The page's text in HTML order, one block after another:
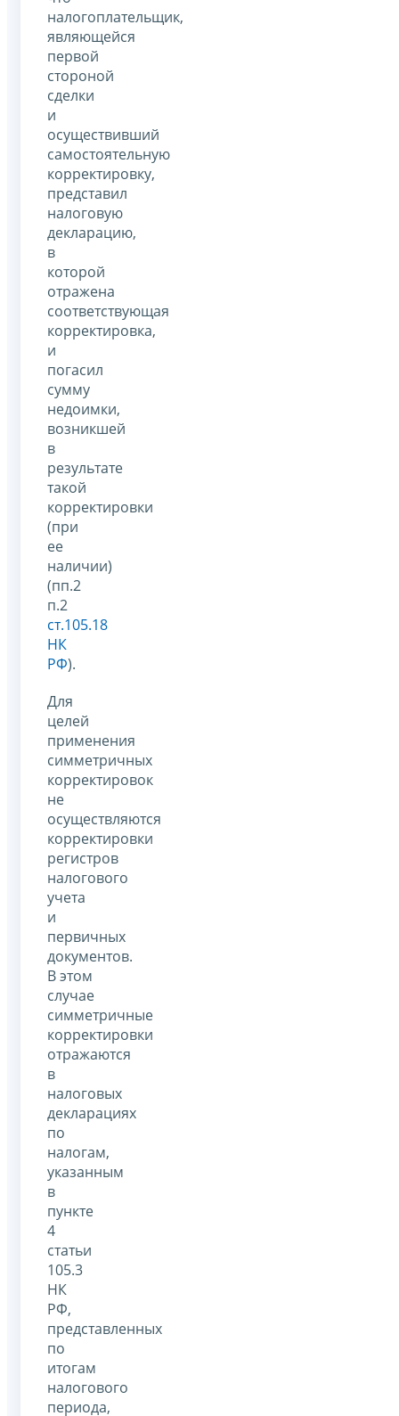
налогоплательщик,
являющейся
первой
стороной
сделки
и
осуществивший
самостоятельную
корректировку,
представил
налоговую
декларацию,
в
которой
отражена
соответствующая
корректировка,
и
погасил
сумму
недоимки,
возникшей
в
результате
такой
корректировки
(при
ее
наличии)
(пп.2
п.2
ст.105.18
НК
РФ).
Для
целей
применения
симметричных
корректировок
не
осуществляются
корректировки
регистров
налогового
учета
и
первичных
документов.
В этом
случае
симметричные
корректировки
отражаются
в
налоговых
декларациях
по
налогам,
указанным
в
пункте
4
статьи
105.3
НК
РФ,
представленных
по
итогам
налогового
периода,